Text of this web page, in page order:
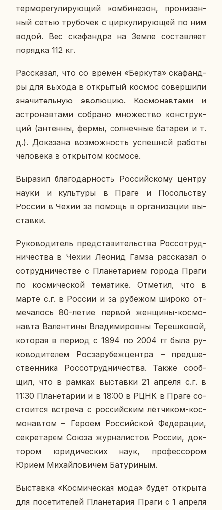
тер­мо­ре­гу­ли­ру­ю­щий ком­би­не­зон, про­ни­зан­
ный сетью тру­бо­чек с цир­ку­ли­ру­ю­щей по ним
водой. Вес ска­фанд­ра на Земле со­став­ля­ет
по­ряд­ка 112 кг.
Рас­ска­зал, что со времен «Бер­ку­та» ска­фанд­
ры для выхода в от­кры­тый космос со­вер­ши­ли
зна­чи­тель­ную эво­лю­цию. Кос­мо­нав­та­ми и
аст­ро­нав­та­ми со­бра­но мно­же­ство кон­струк­
ций (ан­тен­ны, фермы, сол­неч­ные ба­та­реи и т.
д.). До­ка­за­на воз­мож­ность успеш­ной работы
че­ло­ве­ка в от­кры­том кос­мо­се.
Вы­ра­зил бла­го­дар­ность Рос­сий­ско­му центру
науки и куль­ту­ры в Праге и По­соль­ству
России в Чехии за помощь в ор­га­ни­за­ции вы­
став­ки.
Ру­ко­во­ди­тель пред­ста­ви­тель­ства Рос­со­труд­
ни­че­ства в Чехии Леонид Гамза рас­ска­зал о
со­труд­ни­че­стве с Пла­не­та­ри­ем города Праги
по кос­ми­че­ской те­ма­ти­ке. От­ме­тил, что в
марте с.г. в России и за ру­бе­жом широко от­
ме­ча­лось 80-летие первой жен­щи­ны-кос­мо­
нав­та Ва­лен­ти­ны Вла­ди­ми­ров­ны Те­реш­ко­вой,
ко­то­рая в период с 1994 по 2004 гг была ру­
ко­во­ди­те­лем Рос­за­ру­беж­цен­тра – пред­ше­
ствен­ни­ка Рос­со­труд­ни­че­ства. Также со­об­
щил, что в рамках вы­став­ки 21 апреля с.г. в
11:30 Пла­не­та­рии и в 18:00 в РЦНК в Праге со­
сто­ит­ся встре­ча с рос­сий­ским лёт­чи­ком-кос­
мо­нав­том – Героем Рос­сий­ской Фе­де­ра­ции,
сек­ре­та­рем Союза жур­на­ли­стов России, док­
то­ром юри­ди­че­ских наук, про­фес­со­ром
Юрием Ми­хай­ло­ви­чем Ба­ту­ри­ным.
Вы­став­ка «Кос­ми­че­ская мода» будет от­кры­та
для по­се­ти­те­лей Пла­не­та­рия Праги с 1 апреля